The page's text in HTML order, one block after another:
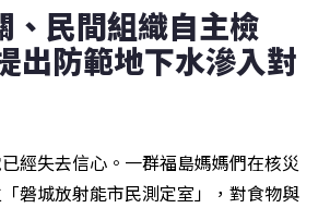
、民間組織自主檢
出防範地下水滲入對
經失去信心。一群福島媽媽們在核災
磐城放射能市民測定室」，對食物與